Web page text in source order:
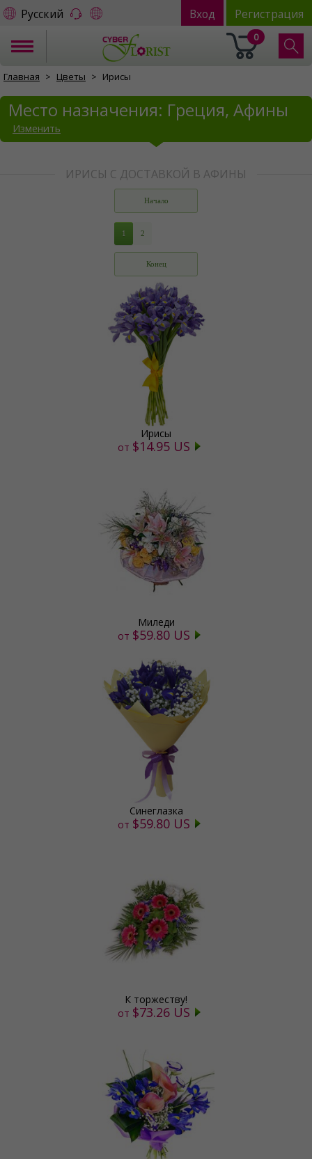
Русский Вход Регистрация
0
Главная Цветы Ирисы
Место назначения: Греция, Афины
Изменить
ИРИСЫ С ДОСТАВКОЙ В АФИНЫ
Начало
1 2
Конец
Ирисы
от $14.95 US
Миледи
от $59.80 US
Синеглазка
от $59.80 US
К торжеству!
от $73.26 US